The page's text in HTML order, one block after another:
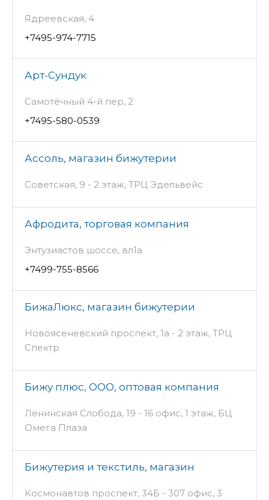
Ядреевская, 4
+7495-974-7715
Арт-Сундук
Самотёчный 4-й пер, 2
+7495-580-0539
Ассоль, магазин бижутерии
Советская, 9 - 2 этаж, ТРЦ Эдельвейс
Афродита, торговая компания
Энтузиастов шоссе, вл1а
+7499-755-8566
БижаЛюкс, магазин бижутерии
Новоясеневский проспект, 1а - 2 этаж, ТРЦ
Спектр
Бижу плюс, ООО, оптовая компания
Ленинская Слобода, 19 - 16 офис, 1 этаж, БЦ
Омега Плаза
Бижутерия и текстиль, магазин
Космонавтов проспект, 34Б - 307 офис, 3